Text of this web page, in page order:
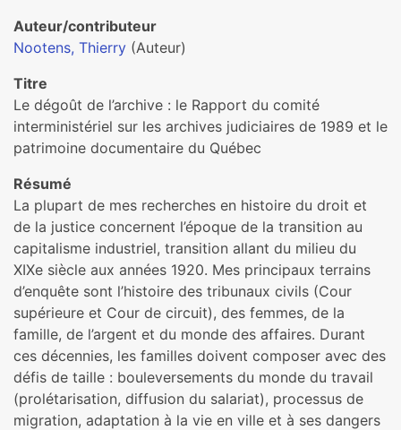
Auteur/contributeur
Nootens, Thierry (Auteur)
Titre
Le dégoût de l’archive : le Rapport du comité
interministériel sur les archives judiciaires de 1989 et le
patrimoine documentaire du Québec
Résumé
La plupart de mes recherches en histoire du droit et
de la justice concernent l’époque de la transition au
capitalisme industriel, transition allant du milieu du
XIXe siècle aux années 1920. Mes principaux terrains
d’enquête sont l’histoire des tribunaux civils (Cour
supérieure et Cour de circuit), des femmes, de la
famille, de l’argent et du monde des affaires. Durant
ces décennies, les familles doivent composer avec des
défis de taille : bouleversements du monde du travail
(prolétarisation, diffusion du salariat), processus de
migration, adaptation à la vie en ville et à ses dangers